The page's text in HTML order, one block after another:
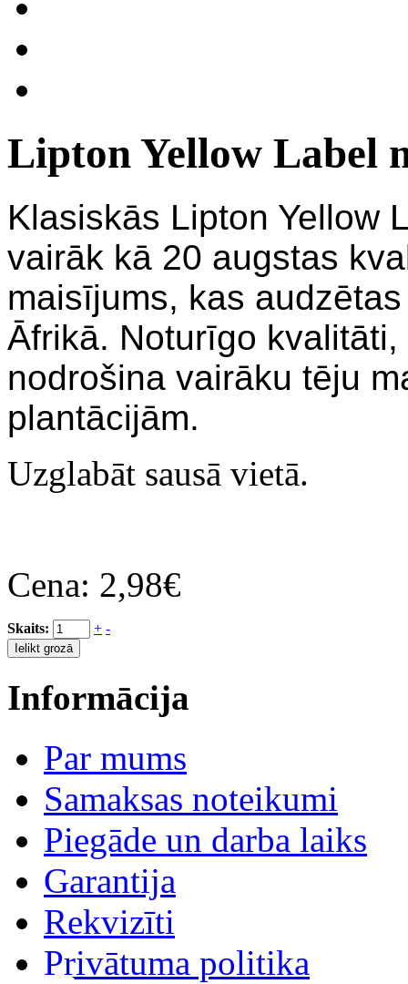
Lipton Yellow Label
Klasiskās Lipton Yellow
vairāk kā 20 augstas
maisījums, kas
Āfrikā. Noturīgo
nodrošina vairāku tēju
plantācijām.
Uzglabāt sausā vietā.
Cena: 2,98€
Skaits: + -
Informācija
Par mums
Samaksas noteikumi
Piegāde un darba laiks
Garantija
Rekvizīti
Privātuma politika